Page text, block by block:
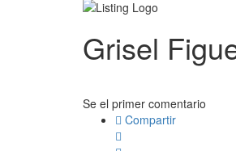
Grisel
Se el primer comentario
Compartir